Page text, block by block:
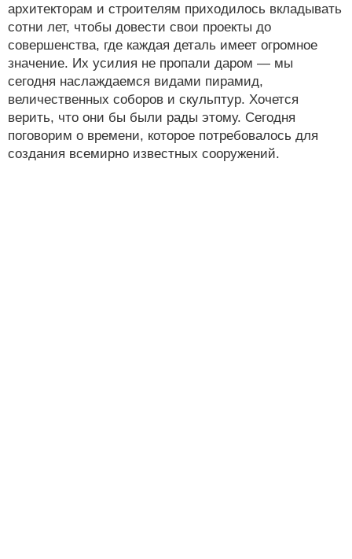
архитекторам и строителям приходилось вкладывать
сотни лет, чтобы довести свои проекты до
совершенства, где каждая деталь имеет огромное
значение. Их усилия не пропали даром — мы
сегодня наслаждаемся видами пирамид,
величественных соборов и скульптур. Хочется
верить, что они бы были рады этому. Сегодня
поговорим о времени, которое потребовалось для
создания всемирно известных сооружений.